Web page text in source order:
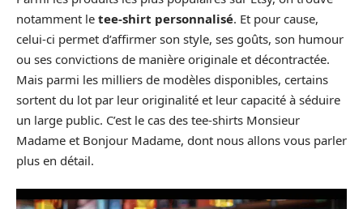
notamment le tee-shirt personnalisé. Et pour cause,
celui-ci permet d’affirmer son style, ses goûts, son humour
ou ses convictions de manière originale et décontractée.
Mais parmi les milliers de modèles disponibles, certains
sortent du lot par leur originalité et leur capacité à séduire
un large public. C’est le cas des tee-shirts Monsieur
Madame et Bonjour Madame, dont nous allons vous parler
plus en détail.